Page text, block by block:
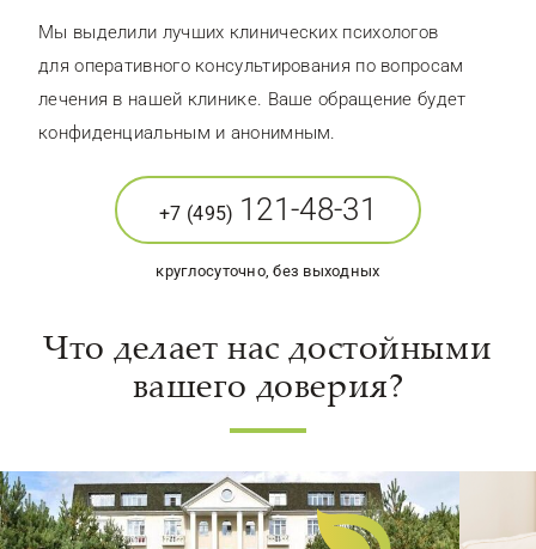
Мы выделили лучших клинических психологов
для оперативного консультирования по вопросам
лечения в нашей клинике. Ваше обращение будет
конфиденциальным и анонимным.
+7 (495) 121-48-31
круглосуточно, без выходных
Что делает нас достойными
вашего доверия?